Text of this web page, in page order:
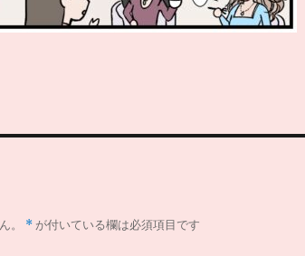
。 * が付いている欄は必須項目です